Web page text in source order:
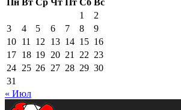
Пн Вт Ср Чт Пт Сб Вс
1
2
3
4 5 6 7 8
9
10 11 12 13 14 15 16
17 18 19 20 21 22 23
24 25 26 27 28 29 30
31
« Июл